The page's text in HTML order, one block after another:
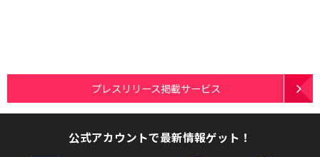
プレスリリース掲載サービス
公式アカウントで最新情報ゲット！